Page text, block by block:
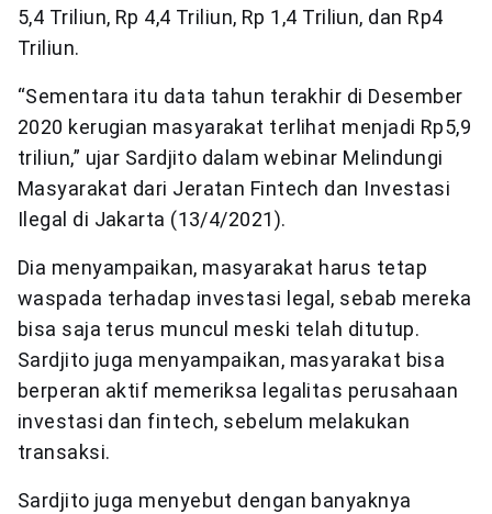
5,4 Triliun, Rp 4,4 Triliun, Rp 1,4 Triliun, dan Rp4
Triliun.
“Sementara itu data tahun terakhir di Desember
2020 kerugian masyarakat terlihat menjadi Rp5,9
triliun,” ujar Sardjito dalam webinar Melindungi
Masyarakat dari Jeratan Fintech dan Investasi
Ilegal di Jakarta (13/4/2021).
Dia menyampaikan, masyarakat harus tetap
waspada terhadap investasi legal, sebab mereka
bisa saja terus muncul meski telah ditutup.
Sardjito juga menyampaikan, masyarakat bisa
berperan aktif memeriksa legalitas perusahaan
investasi dan fintech, sebelum melakukan
transaksi.
Sardjito juga menyebut dengan banyaknya